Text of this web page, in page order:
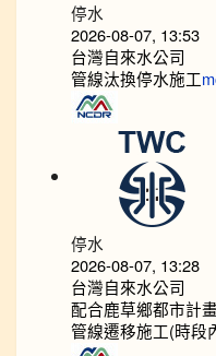
停水
2026-08-07, 13:53
台灣自來水公司
管線汰換停水施工
停水
2026-08-07, 13:28
台灣自來水公司
配合鹿草鄉都市計
管線遷移施工(時段